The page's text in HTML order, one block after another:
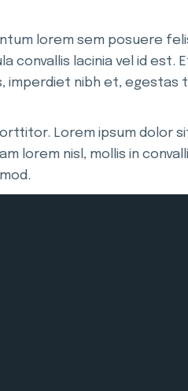
lorem sem posuere
lacinia vel id est.
nibh et, egestas
Lorem ipsum
lorem nisl, mollis in